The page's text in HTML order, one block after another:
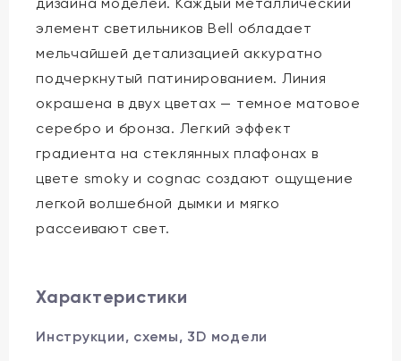
элемент светильников Bell обладает
мельчайшей детализацией аккуратно
подчеркнутый патинированием. Линия
окрашена в двух цветах — темное матовое
серебро и бронза. Легкий эффект
градиента на стеклянных плафонах в
цвете smoky и cognac создают ощущение
легкой волшебной дымки и мягко
рассеивают свет.
Характеристики
Инструкции, схемы, 3D модели